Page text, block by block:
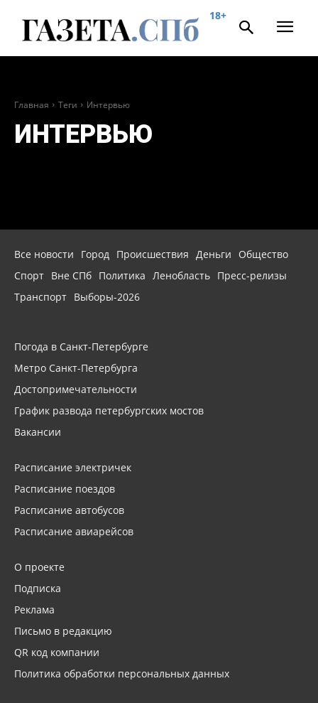
18+
Главная Теги Интервью
ИНТЕРВЬЮ
Все новости Город Происшествия Деньги
Общество
Спорт Вне СПб Политика Ленобласть Пресс-релизы
Транспорт Выборы-2026
Погода в Санкт-Петербурге
Метро Санкт-Петербурга
Достопримечательности
График развода петербургских мостов
Вакансии
Расписание электричек
Расписание поездов
Расписание автобусов
Расписание авиарейсов
О проекте
Подписка
Реклама
Письмо в редакцию
QR код компании
Политика обработки персональных данных